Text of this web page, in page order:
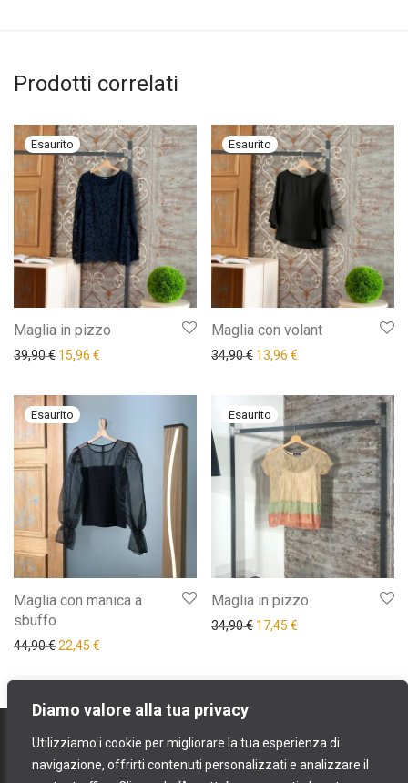
Diamo valore alla tua privacy
Utilizziamo i cookie per migliorare la tua esperienza di
navigazione, offrirti contenuti personalizzati e analizzare il
Prodotti correlati
Maglia in pizzo
39,90€ Il prezzo originale era: 39,90 €.
15,96 € Il prezzo attuale è: 15,96 €.
Maglia con volant
34,90€ Il prezzo originale era:
13,96 €
Maglia con manica a
sbuffo
44,90€Il prezzo originale era: 44,90 €.
22,45 €
Maglia in pizzo
34,90€ Il prezzo originale era:
17,45 €
spedizioni e resi